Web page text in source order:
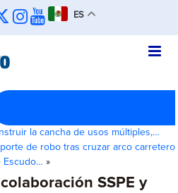
ES
la cancha de usos múltiples,…
de robo tras cruzar arco carretero
Escudo… »
SSPE y